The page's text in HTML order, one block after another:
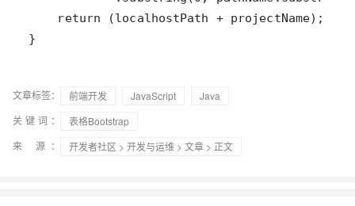
文章标签： 前端开发 JavaScript
Java
关键词：
表格Bootstrap
来 源：
开发者社区 > 开发与运维 > 文章 > 正文